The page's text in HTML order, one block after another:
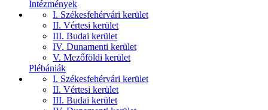
Intézmények
I. Székesfehérvári kerület
II. Vértesi kerület
III. Budai kerület
IV. Dunamenti kerület
V. Mezőföldi kerület
Plébániák
I. Székesfehérvári kerület
II. Vértesi kerület
III. Budai kerület